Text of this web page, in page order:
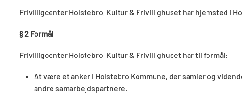
Frivilligcenter Holstebro, Kultur & Frivillighuset har hjemsted i
§ 2 Formål
Frivilligcenter Holstebro, Kultur & Frivillighuset har til formål:
At være et anker i Holstebro Kommune, der samler og
andre samarbejdspartnere.